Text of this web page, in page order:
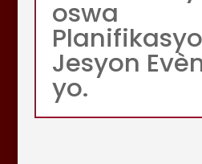
oswa
Jesyon
yo.